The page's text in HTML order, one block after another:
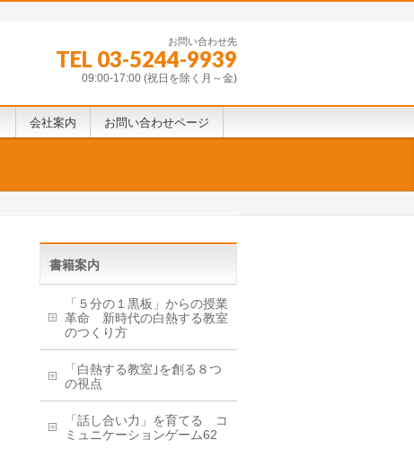
お問い合わせ先
TEL 03-5244-9939
09:00-17:00 (祝日を除く月～金)
会社案内 お問い合わせページ
書籍案内
「５分の１黒板」からの授業
革命 新時代の白熱する教室
のつくり方
「白熱する教室｣を創る８つ
の視点
「話し合い力」を育てる コ
ミュニケーションゲーム62